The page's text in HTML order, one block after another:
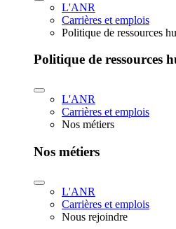
L'ANR
Carrières et emplois
Politique de ressources
Politique de ressources
L'ANR
Carrières et emplois
Nos métiers
Nos métiers
L'ANR
Carrières et emplois
Nous rejoindre